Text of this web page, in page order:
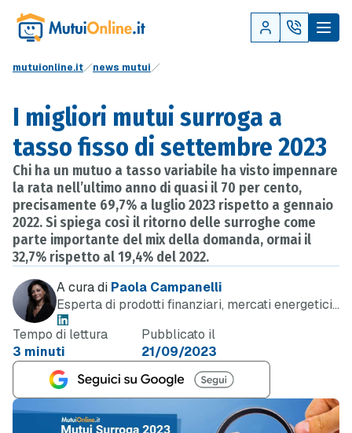
mutuionline.it news mutui
I migliori mutui surroga a
tasso fisso di settembre 2023
Chi ha un mutuo a tasso variabile ha visto impennare
la rata nell’ultimo anno di quasi il 70 per cento,
precisamente 69,7% a luglio 2023 rispetto a gennaio
2022. Si spiega così il ritorno delle surroghe come
parte importante del mix della domanda, ormai il
32,7% rispetto al 19,4% del 2022.
A cura di Paola Campanelli
Esperta di prodotti finanziari, mercati energetici
e telefonia
Tempo di lettura
3 minuti
Pubblicato il
21/09/2023